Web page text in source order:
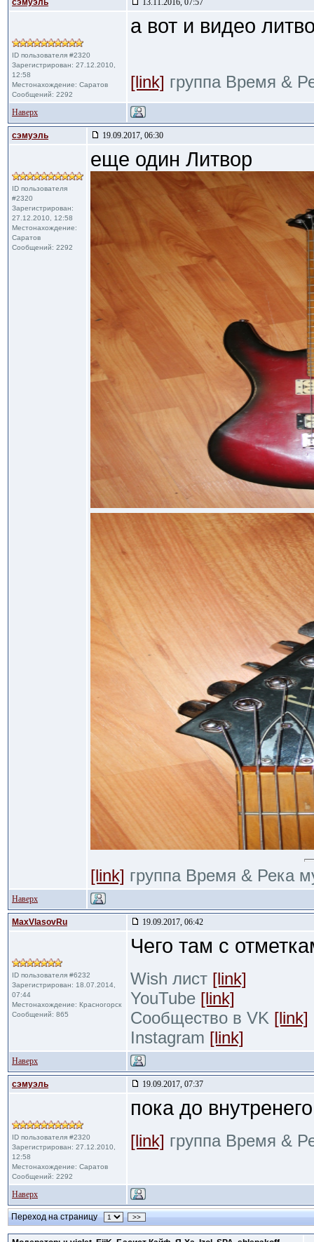
сэмуэль 13.11.2016, 07:57
ID пользователя #2320
Зарегистрирован: 27.12.2010,
12:58
Местонахождение: Саратов
Сообщений: 2292
а вот и видео
[link] группа Время &
Наверх
сэмуэль 19.09.2017, 06:30
ID пользователя
#2320
Зарегистрирован:
27.12.2010, 12:58
Местонахождение:
Саратов
Сообщений: 2292
еще один Литвор
[link] группа Время & Река
Наверх
MaxVlasovRu 19.09.2017, 06:42
ID пользователя #6232
Зарегистрирован: 18.07.2014,
07:44
Местонахождение: Красногорск
Сообщений: 865
Чего там с
Wish лист [link]
YouTube [link]
Сообщество в VK [link]
Instagram [link]
Наверх
сэмуэль 19.09.2017, 07:37
ID пользователя #2320
Зарегистрирован: 27.12.2010,
12:58
Местонахождение: Саратов
Сообщений: 2292
пока до
[link] группа Время &
Наверх
Переход на страницу >>